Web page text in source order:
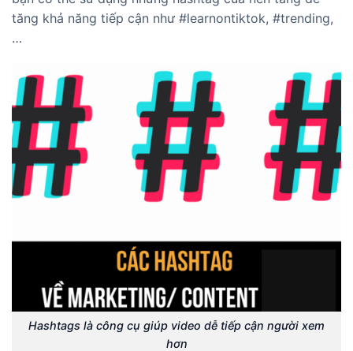
tăng khả năng tiếp cận như #learnontiktok, #trending,
…
Hashtags là công cụ giúp video dễ tiếp cận người xem
hơn